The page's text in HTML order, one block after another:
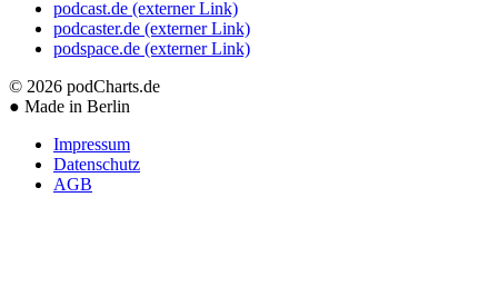
podcast.de (externer Link)
podcaster.de (externer Link)
podspace.de (externer Link)
© 2026 podCharts.de
● Made in Berlin
Impressum
Datenschutz
AGB